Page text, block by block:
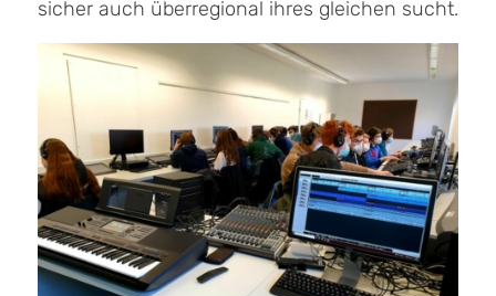
sicher auch überregional ihres gleichen sucht.